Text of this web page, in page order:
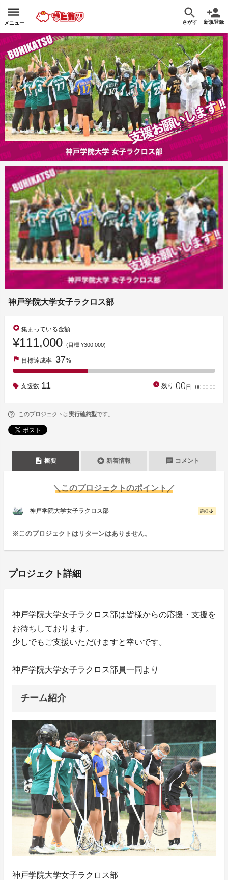
メニュー さがす 新規登録
神戸学院大学女子ラクロス部
stars 集まっている金額
¥111,000 (目標 ¥300,000)
flag 目標達成率 37%
支援数 11 watch_later 残り 00日 00:00:00
このプロジェクトは実行確約型です。
description 概要 stars 新着情報 chat コメント
＼このプロジェクトのポイント／
神戸学院大学女子ラクロス部 詳細 arrow_downward
※このプロジェクトはリターンはありません。
プロジェクト詳細
神戸学院大学女子ラクロス部は皆様からの応援・支援を
お待ちしております。
少しでもご支援いただけますと幸いです。
神戸学院大学女子ラクロス部員一同より
チーム紹介
神戸学院大学女子ラクロス部